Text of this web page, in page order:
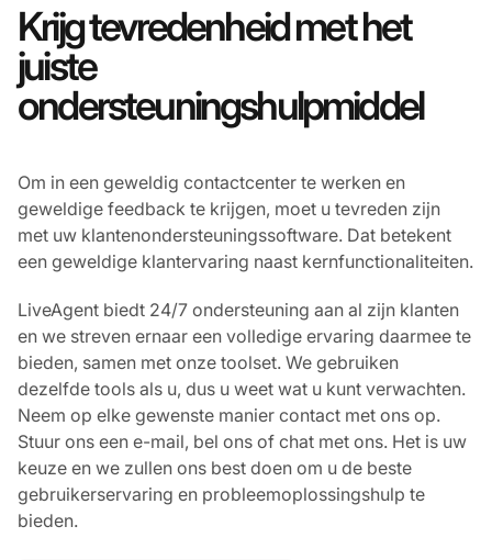
Krijg tevredenheid met het
juiste
ondersteuningshulpmiddel
Om in een geweldig contactcenter te werken en
geweldige feedback te krijgen, moet u tevreden zijn
met uw klantenondersteuningssoftware. Dat betekent
een geweldige klantervaring naast kernfunctionaliteiten.
LiveAgent biedt 24/7 ondersteuning aan al zijn klanten
en we streven ernaar een volledige ervaring daarmee te
bieden, samen met onze toolset. We gebruiken
dezelfde tools als u, dus u weet wat u kunt verwachten.
Neem op elke gewenste manier contact met ons op.
Stuur ons een e-mail, bel ons of chat met ons. Het is uw
keuze en we zullen ons best doen om u de beste
gebruikerservaring en probleemoplossingshulp te
bieden.